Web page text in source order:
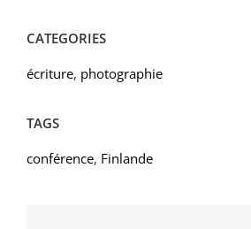
CATEGORIES
écriture, photographie
TAGS
conférence, Finlande